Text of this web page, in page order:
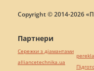
Copyright © 2014-2026
Партнери
Сережки з діамантами
alliancetechnika.ua